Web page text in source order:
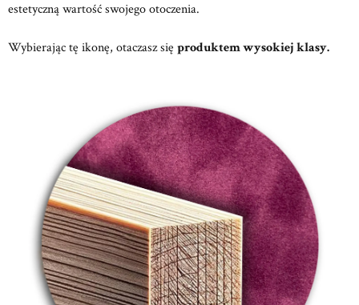
estetyczną wartość swojego otoczenia.
Wybierając tę ikonę, otaczasz się produktem wysokiej klasy.